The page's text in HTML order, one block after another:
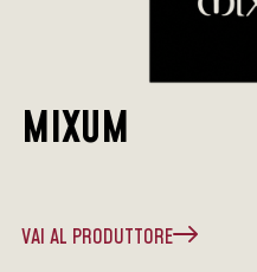
MIXUM
VAI AL PRODUTTORE